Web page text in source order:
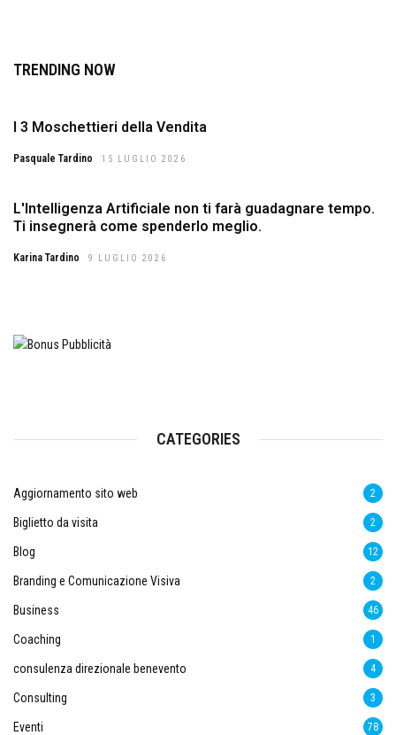
TRENDING NOW
I 3 Moschettieri della Vendita
Pasquale Tardino 15 LUGLIO 2026
L'Intelligenza Artificiale non ti farà guadagnare tempo.
Ti insegnerà come spenderlo meglio.
Karina Tardino 9 LUGLIO 2026
CATEGORIES
Aggiornamento sito web 2
Biglietto da visita 2
Blog 12
Branding e Comunicazione Visiva 2
Business 46
Coaching 1
consulenza direzionale benevento 4
Consulting 3
Eventi 78